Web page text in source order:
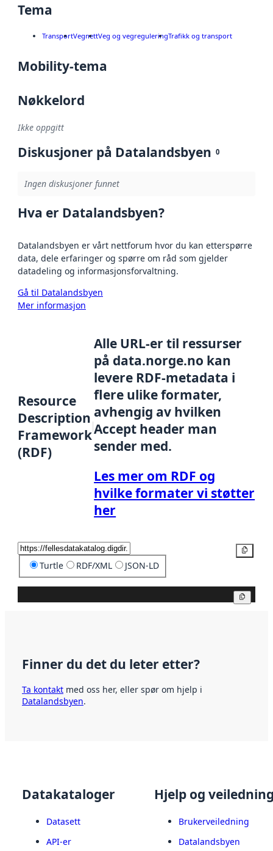
Tema
TransportVegnettVeg og vegreguleringTrafikk og transport
Mobility-tema
Nøkkelord
Ikke oppgitt
Diskusjoner på Datalandsbyen 0
Ingen diskusjoner funnet
Hva er Datalandsbyen?
Datalandsbyen er vårt nettforum hvor du kan etterspørre
data, dele erfaringer og spørre om råd som gjelder
datadeling og informasjonsforvaltning.
Gå til Datalandsbyen
Mer informasjon
Resource
Description
Framework
(RDF)
Alle URL-er til ressurser
på data.norge.no kan
levere RDF-metadata i
flere ulike formater,
avhengig av hvilken
Accept header man
sender med.
Les mer om RDF og
hvilke formater vi støtter
her
Turtle RDF/XML JSON-LD
Finner du det du leter etter?
Ta kontakt med oss her, eller spør om hjelp i
Datalandsbyen.
Datakataloger
Datasett
API-er
Hjelp og
Brukerveiledning
Datalandsbyen